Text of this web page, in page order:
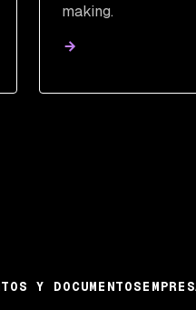
making.
Y DOCUMENTOS